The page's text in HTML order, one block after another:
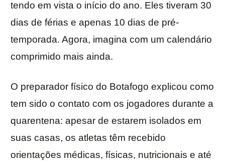
tendo em vista o início do ano. Eles tiveram 30
dias de férias e apenas 10 dias de pré-
temporada. Agora, imagina com um calendário
comprimido mais ainda.
O preparador físico do Botafogo explicou como
tem sido o contato com os jogadores durante a
quarentena: apesar de estarem isolados em
suas casas, os atletas têm recebido
orientações médicas, físicas, nutricionais e até